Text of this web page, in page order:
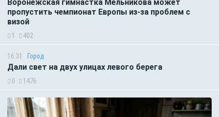
Воронежская гимнастка Мельникова может
пропустить чемпионат Европы из-за проблем с
визой
1 402
16:31 Город
Дали свет на двух улицах левого берега
0 1476